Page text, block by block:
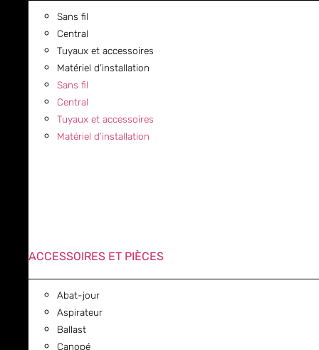
Sans fil
Central
Tuyaux et accessoires
Matériel d’installation
Sans fil
Central
Tuyaux et accessoires
Matériel d’installation
ACCESSOIRES ET PIÈCES
Abat-jour
Aspirateur
Ballast
Canopé